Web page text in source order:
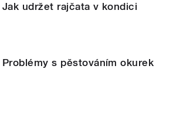
Jak udržet rajčata v kondici
Problémy s pěstováním okurek